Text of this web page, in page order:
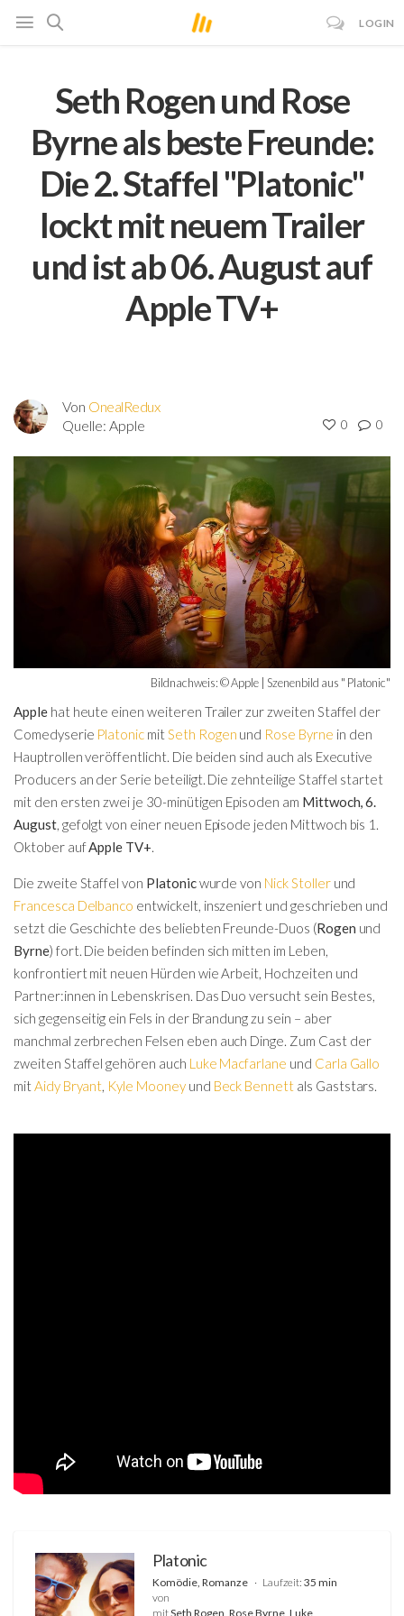
LOGIN
Seth Rogen und Rose
Byrne als beste Freunde:
Die 2. Staffel "Platonic"
lockt mit neuem Trailer
und ist ab 06. August auf
Apple TV+
Von OnealRedux
Quelle: Apple 0 0
Bildnachweis: © Apple | Szenenbild aus " Platonic"
Apple hat heute einen weiteren Trailer zur zweiten Staffel der
Comedyserie Platonic mit Seth Rogen und Rose Byrne in den
Hauptrollen veröffentlicht. Die beiden sind auch als Executive
Producers an der Serie beteiligt. Die zehnteilige Staffel startet
mit den ersten zwei je 30-minütigen Episoden am Mittwoch, 6.
August, gefolgt von einer neuen Episode jeden Mittwoch bis 1.
Oktober aufApple TV+.
Die zweite Staffel von Platonicwurde von Nick Stollerund
Francesca Delbanco entwickelt, inszeniert und geschrieben und
setzt die Geschichte des beliebten Freunde-Duos (Rogen und
Byrne) fort. Die beiden befinden sich mitten im Leben,
konfrontiert mit neuen Hürden wie Arbeit, Hochzeiten und
Partner:innen in Lebenskrisen. Das Duo versucht sein Bestes,
sich gegenseitig ein Fels in der Brandung zu sein – aber
manchmal zerbrechen Felsen eben auch Dinge. Zum Cast der
zweiten Staffel gehören auch Luke Macfarlane und Carla Gallo
mit Aidy Bryant, Kyle Mooneyund Beck Bennett als Gaststars.
Platonic
Komödie, Romanze Laufzeit: 35 min
von
mitSeth Rogen, Rose Byrne, Luke